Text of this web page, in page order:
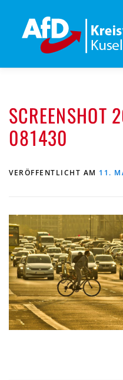
springen
PROGRAMM
MITGLIED WERDEN
081430
VERÖFFENTLICHT AM 11.